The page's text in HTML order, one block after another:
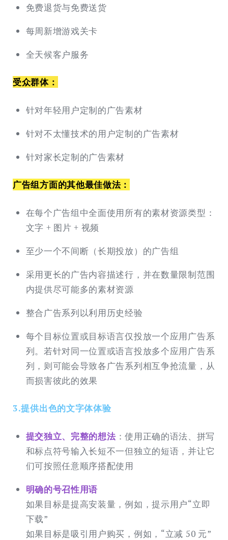
免费退货与免费送货
每周新增游戏关卡
全天候客户服务
受众群体：
针对年轻用户定制的广告素材
针对不太懂技术的用户定制的广告素材
针对家长定制的广告素材
广告组方面的其他最佳做法：
在每个广告组中全面使用所有的素材资源类型：
文字 + 图片 + 视频
至少一个不间断（长期投放）的广告组
采用更长的广告内容描述行，并在数量限制范围
内提供尽可能多的素材资源
整合广告系列以利用历史经验
每个目标位置或目标语言仅投放一个应用广告系
列。若针对同一位置或语言投放多个应用广告系
列，则可能会导致各广告系列相互争抢流量，从
而损害彼此的效果
3.提供出色的文字体体验
提交独立、完整的想法 ：使用正确的语法、拼写
和标点符号输入长短不一但独立的短语，并让它
们可按照任意顺序搭配使用
明确的号召性用语
如果目标是提高安装量，例如，提示用户“立即
下载”
如果目标是吸引用户购买，例如，“立减 50 元”